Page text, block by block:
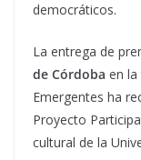
democráticos.
La entrega de
de Córdoba en
Emergentes ha
Proyecto
cultural de la